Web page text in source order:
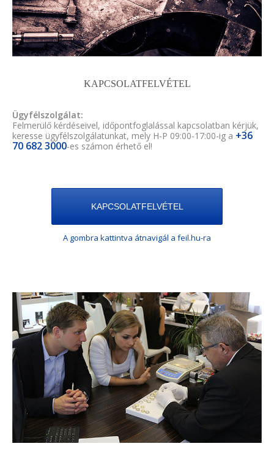
KAPCSOLATFELVÉTEL
Ügyfélszolgálat:
Felmerülő kérdéseivel, időpontfoglalással kapcsolatban kérjük,
keresse ügyfélszolgálatunkat, mely H-P 09:00-17:00-ig a +36
70 682 3000-es számon érhető el!
KAPCSOLATFELVÉTEL
A gombra kattintva átnavigál a feil.hu-ra